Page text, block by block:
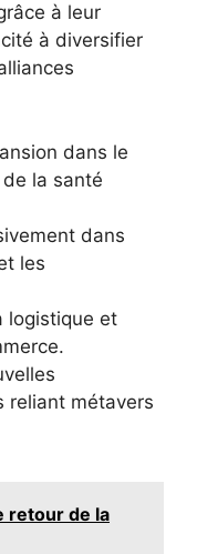
à leur
à diversifier
dans le
la santé
dans
les
logistique et
reliant métavers
retour de la